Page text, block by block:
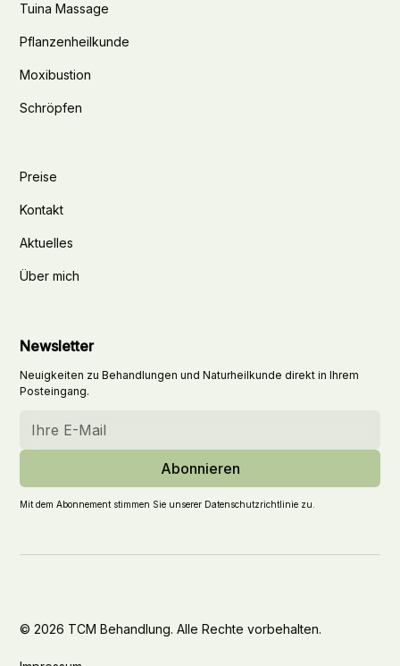
Tuina Massage
Pflanzenheilkunde
Moxibustion
Schröpfen
Preise
Kontakt
Aktuelles
Über mich
Newsletter
Neuigkeiten zu Behandlungen und Naturheilkunde direkt in Ihrem
Posteingang.
Mit dem Abonnement stimmen Sie unserer Datenschutzrichtlinie zu.
© 2026 TCM Behandlung. Alle Rechte vorbehalten.